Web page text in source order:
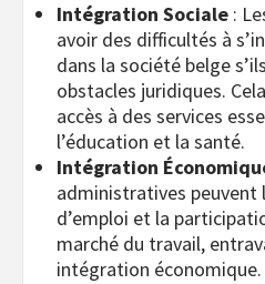
Intégration Sociale :
avoir des difficultés à
dans la société belge
obstacles juridiques.
accès à des services
l’éducation et la santé.
Intégration
administratives
d’emploi et la
marché du travail,
intégration économique.